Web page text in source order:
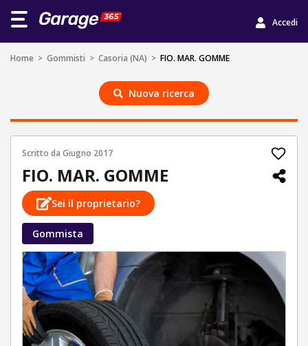
Accedi
Home > Gommisti > Casoria (NA) > FIO. MAR. GOMME
Nuova ricerca
Scritto da Giugno 2017
FIO. MAR. GOMME
Sei il proprietario?
Gommista